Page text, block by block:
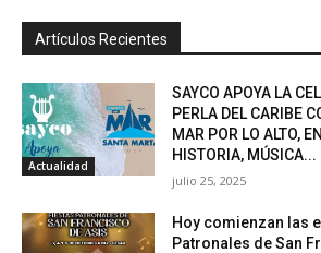
Artículos Recientes
Actualidad
SAYCO APOYA LA
PERLA DEL CARIBE
MAR POR LO ALTO,
HISTORIA, MÚSICA...
julio 25, 2025
Hoy comienzan las
Patronales de San